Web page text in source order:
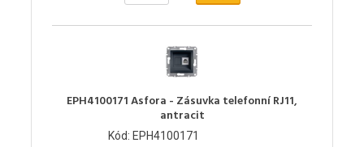
EPH4100171 Asfora - Zásuvka telefonní RJ11,
antracit
Kód: EPH4100171